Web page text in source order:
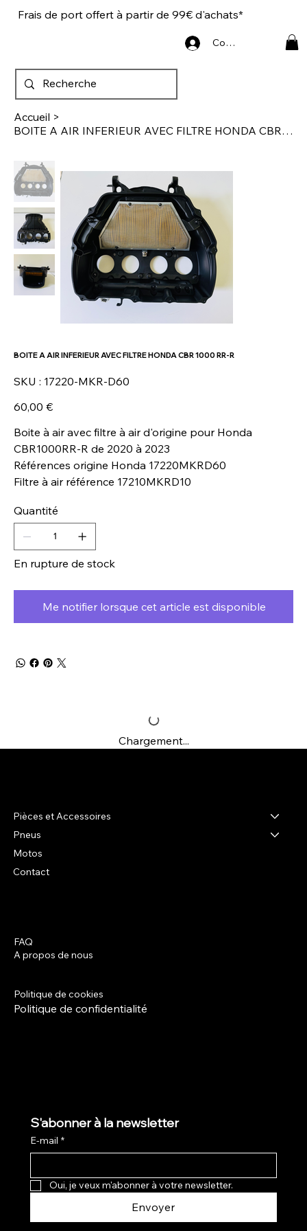
Frais de port offert à partir de 99€ d'achats*
Connexion
Accueil >
BOITE A AIR INFERIEUR AVEC FILTRE HONDA CBR 1000 RR-R
BOITE A AIR INFERIEUR AVEC FILTRE HONDA CBR 1000 RR-R
SKU : SKU
17220-
17220-MKR-D60
Prix
60,00 €
Boite à air avec filtre à air d'origine pour Honda
CBR1000RR-R de 2020 à 2023
Références origine Honda 17220MKRD60
Filtre à air référence 17210MKRD10
Quantité
En rupture de stock
Me notifier lorsque cet article est disponible
Chargement...
Pièces et Accessoires
Pneus
Motos
Contact
FAQ
A propos de nous
Politique de cookies
Politique de confidentialité
S'abonner à la newsletter
E-mail *
Oui, je veux m'abonner à votre newsletter.
Envoyer